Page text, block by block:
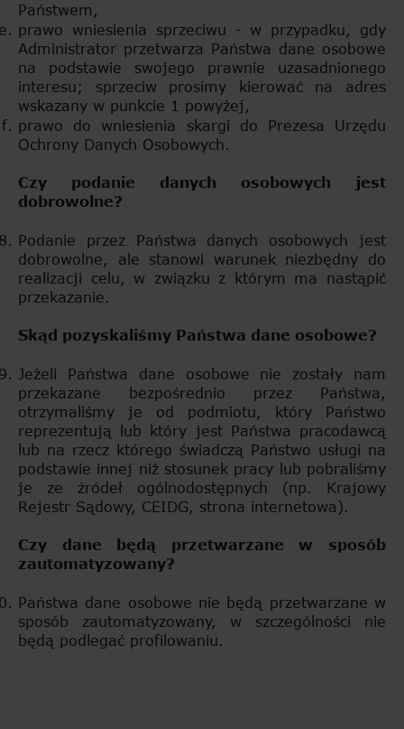
Państwem,
prawo wniesienia sprzeciwu - w przypadku, gdy
Administrator przetwarza Państwa dane osobowe
na podstawie swojego prawnie uzasadnionego
interesu; sprzeciw prosimy kierować na adres
wskazany w punkcie 1 powyżej,
prawo do wniesienia skargi do Prezesa Urzędu
Ochrony Danych Osobowych.
Czy podanie danych osobowych jest
dobrowolne?
Podanie przez Państwa danych osobowych jest
dobrowolne, ale stanowi warunek niezbędny do
realizacji celu, w związku z którym ma nastąpić
przekazanie.
Skąd pozyskaliśmy Państwa dane osobowe?
Jeżeli Państwa dane osobowe nie zostały nam
przekazane bezpośrednio przez Państwa,
otrzymaliśmy je od podmiotu, który Państwo
reprezentują lub który jest Państwa pracodawcą
lub na rzecz którego świadczą Państwo usługi na
podstawie innej niż stosunek pracy lub pobraliśmy
je ze źródeł ogólnodostępnych (np. Krajowy
Rejestr Sądowy, CEIDG, strona internetowa).
Czy dane będą przetwarzane w sposób
zautomatyzowany?
Państwa dane osobowe nie będą przetwarzane w
sposób zautomatyzowany, w szczególności nie
będą podlegać profilowaniu.